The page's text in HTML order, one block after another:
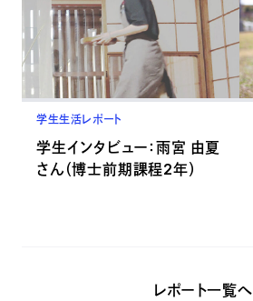
学生生活レポート
学生インタビュー：雨宮 由夏
さん（博士前期課程2年）
レポート一覧へ